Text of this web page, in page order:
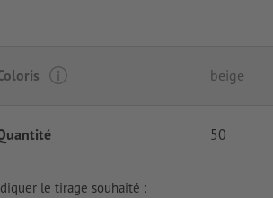
beige
50
le tirage souhaité :